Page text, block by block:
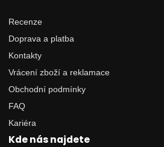
Recenze
Doprava a platba
Kontakty
Vrácení zboží a reklamace
Obchodní podmínky
FAQ
Kariéra
Kde nás najdete